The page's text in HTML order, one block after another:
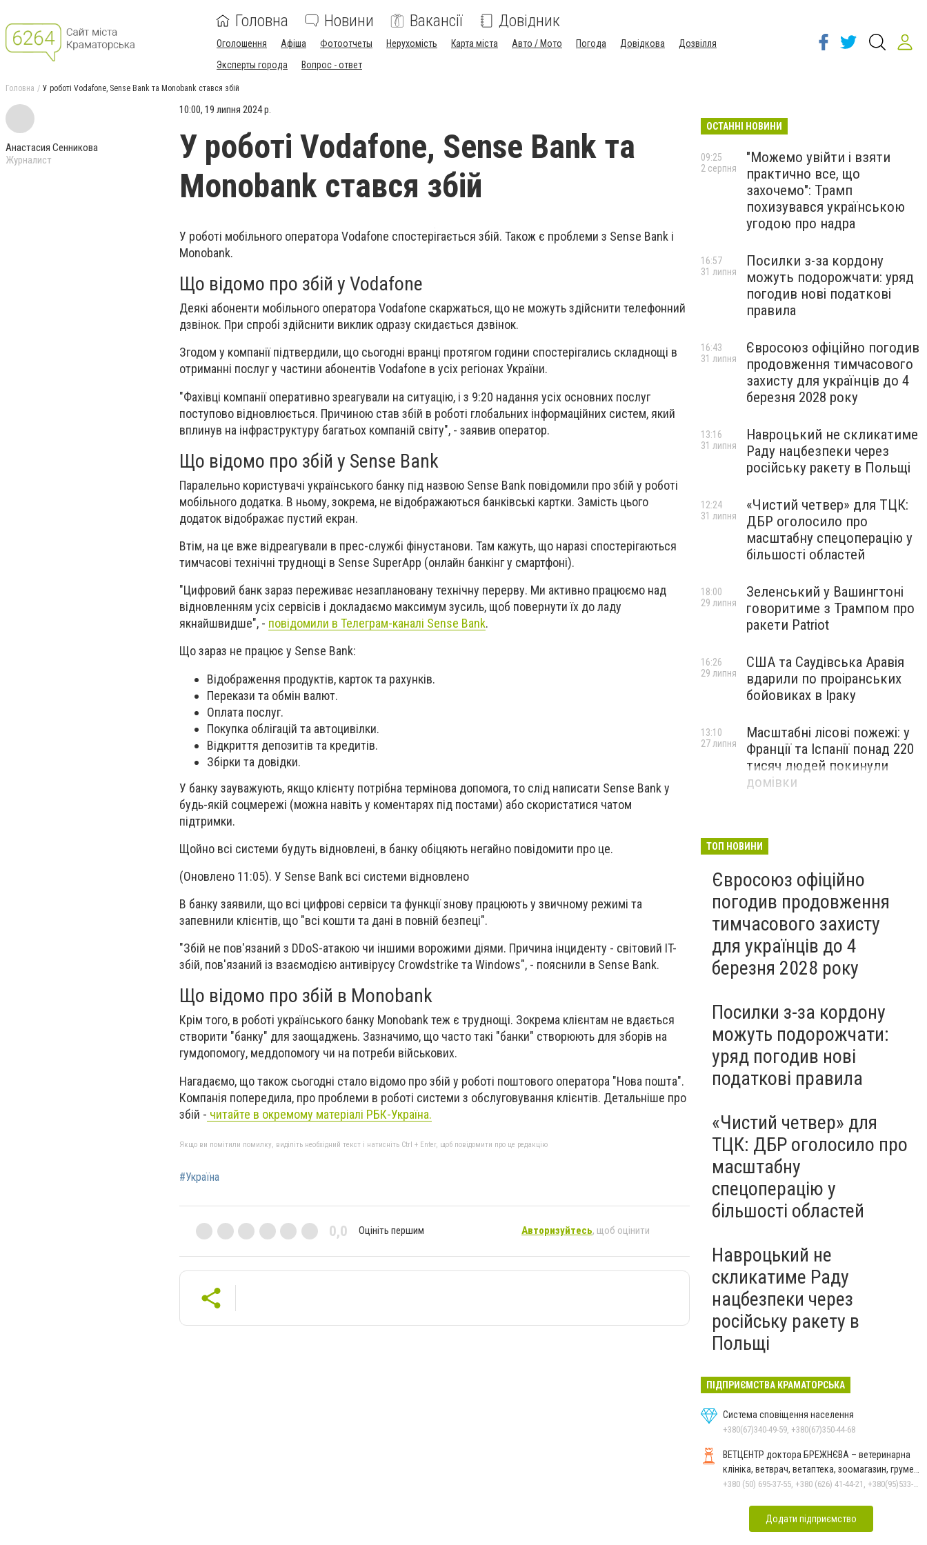
Головна Новини Вакансії Довідник
Оголошення Афіша Фотоотчеты Нерухомість Карта міста Авто / Мото Погода Довідкова
Дозвілля
Эксперты города
Вопрос - ответ
Головна У роботі Vodafone, Sense Bank та Monobank стався збій
Анастасия Сенникова
Журналист
10:00, 19 липня 2024 р.
У роботі Vodafone, Sense Bank та
Monobank стався збій
У роботі мобільного оператора Vodafone спостерігається збій. Також є проблеми з Sense Bank і
Monobank.
Що відомо про збій у Vodafone
Деякі абоненти мобільного оператора Vodafone скаржаться, що не можуть здійснити телефонний
дзвінок. При спробі здійснити виклик одразу скидається дзвінок.
Згодом у компанії підтвердили, що сьогодні вранці протягом години спостерігались складнощі в
отриманні послуг у частини абонентів Vodafone в усіх регіонах України.
"Фахівці компанії оперативно зреагували на ситуацію, і з 9:20 надання усіх основних послуг
поступово відновлюється. Причиною став збій в роботі глобальних інформаційних систем, який
вплинув на інфраструктуру багатьох компаній світу", - заявив оператор.
Що відомо про збій у Sense Bank
Паралельно користувачі українського банку під назвою Sense Bank повідомили про збій у роботі
мобільного додатка. В ньому, зокрема, не відображаються банківські картки. Замість цього
додаток відображає пустий екран.
Втім, на це вже відреагували в прес-службі фінустанови. Там кажуть, що наразі спостерігаються
тимчасові технічні труднощі в Sense SuperApp (онлайн банкінг у смартфоні).
"Цифровий банк зараз переживає незаплановану технічну перерву. Ми активно працюємо над
відновленням усіх сервісів і докладаємо максимум зусиль, щоб повернути їх до ладу
якнайшвидше", - повідомили в Телеграм-каналі Sense Bank.
Що зараз не працює у Sense Bank:
Відображення продуктів, карток та рахунків.
Перекази та обмін валют.
Оплата послуг.
Покупка облігацій та автоцивілки.
Відкриття депозитів та кредитів.
Збірки та довідки.
У банку зауважують, якщо клієнту потрібна термінова допомога, то слід написати Sense Bank у
будь-якій соцмережі (можна навіть у коментарях під постами) або скористатися чатом
підтримки.
Щойно всі системи будуть відновлені, в банку обіцяють негайно повідомити про це.
(Оновлено 11:05). У Sense Bank всі системи відновлено
В банку заявили, що всі цифрові сервіси та функції знову працюють у звичному режимі та
запевнили клієнтів, що "всі кошти та дані в повній безпеці".
"Збій не пов'язаний з DDoS-атакою чи іншими ворожими діями. Причина інциденту - світовий IT-
збій, пов'язаний із взаємодією антивірусу Crowdstrike та Windows", - пояснили в Sense Bank.
Що відомо про збій в Monobank
Крім того, в роботі українського банку Monobank теж є труднощі. Зокрема клієнтам не вдається
створити "банку" для заощаджень. Зазначимо, що часто такі "банки" створюють для зборів на
гумдопомогу, меддопомогу чи на потреби військових.
Нагадаємо, що також сьогодні стало відомо про збій у роботі поштового оператора "Нова пошта".
Компанія попередила, про проблеми в роботі системи з обслуговування клієнтів. Детальніше про
збій - читайте в окремому матеріалі РБК-Україна.
Якщо ви помітили помилку, виділіть необхідний текст і натисніть Ctrl + Enter, щоб повідомити про це редакцію
#Україна
0,0 Оцініть першим Авторизуйтесь, щоб оцінити
ОСТАННІ НОВИНИ
"Можемо увійти і взяти
практично все, що
захочемо": Трамп
похизувався українською
угодою про надра
09:25
2 серпня
Посилки з-за кордону
можуть подорожчати: уряд
погодив нові податкові
правила
16:57
31 липня
Євросоюз офіційно погодив
продовження тимчасового
захисту для українців до 4
березня 2028 року
16:43
31 липня
Навроцький не скликатиме
Раду нацбезпеки через
російську ракету в Польщі
13:16
31 липня
«Чистий четвер» для ТЦК:
ДБР оголосило про
масштабну спецоперацію у
більшості областей
12:24
31 липня
Зеленський у Вашингтоні
говоритиме з Трампом про
ракети Patriot
18:00
29 липня
США та Саудівська Аравія
вдарили по проіранських
бойовиках в Іраку
16:26
29 липня
Масштабні лісові пожежі: у
Франції та Іспанії понад 220
тисяч людей покинули
домівки
13:10
27 липня
ТОП НОВИНИ
Євросоюз офіційно
погодив продовження
тимчасового захисту
для українців до 4
березня 2028 року
Посилки з-за кордону
можуть подорожчати:
уряд погодив нові
податкові правила
«Чистий четвер» для
ТЦК: ДБР оголосило про
масштабну
спецоперацію у
більшості областей
Навроцький не
скликатиме Раду
нацбезпеки через
російську ракету в
Польщі
ПІДПРИЄМСТВА КРАМАТОРСЬКА
Система сповіщення населення
+380(67)340-49-59, +380(67)350-44-68
ВЕТЦЕНТР доктора БРЕЖНЄВА – ветеринарна
клініка, ветврач, ветаптека, зоомагазин, грумер,
стрижки.
+380 (50) 695-37-55, +380 (626) 41-44-21, +380(95)533-90-03
Додати підприємство